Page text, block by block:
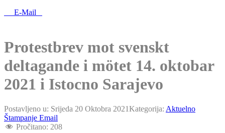
E-Mail
Protestbrev mot svenskt
deltagande i mötet 14. oktobar
2021 i Istocno Sarajevo
Postavljeno u: Srijeda 20 Oktobra 2021Kategorija: Aktuelno
Štampanje Email
Pročitano: 208